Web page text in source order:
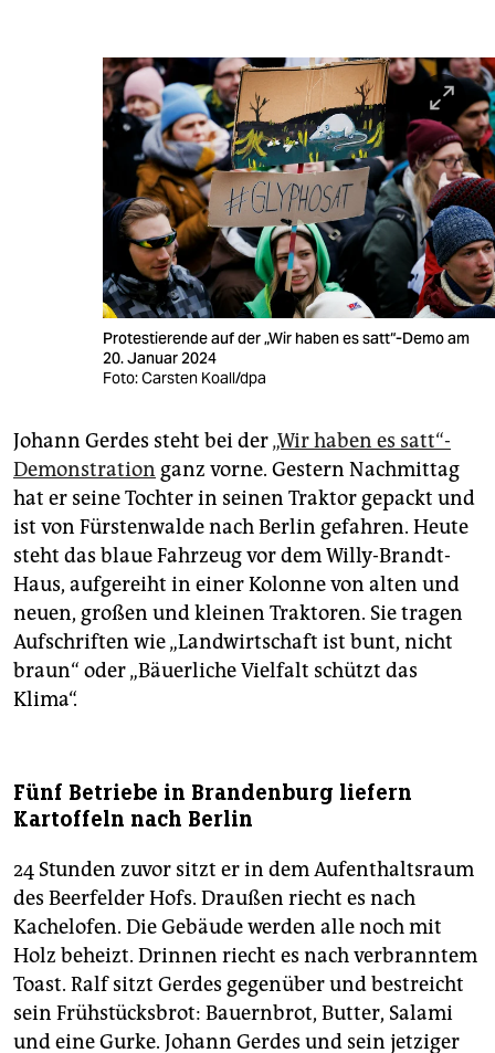
Protestierende auf der „Wir haben es satt“-Demo am
20. Januar 2024
Foto: Carsten Koall/dpa
Johann Gerdes steht bei der„Wir haben es satt“-
Demonstration ganz vorne. Gestern Nachmittag
hat er seine Tochter in seinen Traktor gepackt und
ist von Fürstenwalde nach Berlin gefahren. Heute
steht das blaue Fahrzeug vor dem Willy-Brandt-
Haus, aufgereiht in einer Kolonne von alten und
neuen, großen und kleinen Traktoren. Sie tragen
Aufschriften wie „Landwirtschaft ist bunt, nicht
braun“ oder „Bäuerliche Vielfalt schützt das
Klima“.
Fünf Betriebe in Brandenburg liefern
Kartoffeln nach Berlin
24 Stunden zuvor sitzt er in dem Aufenthaltsraum
des Beerfelder Hofs. Draußen riecht es nach
Kachelofen. Die Gebäude werden alle noch mit
Holz beheizt. Drinnen riecht es nach verbranntem
Toast. Ralf sitzt Gerdes gegenüber und bestreicht
sein Frühstücksbrot: Bauernbrot, Butter, Salami
und eine Gurke. Johann Gerdes und sein jetziger